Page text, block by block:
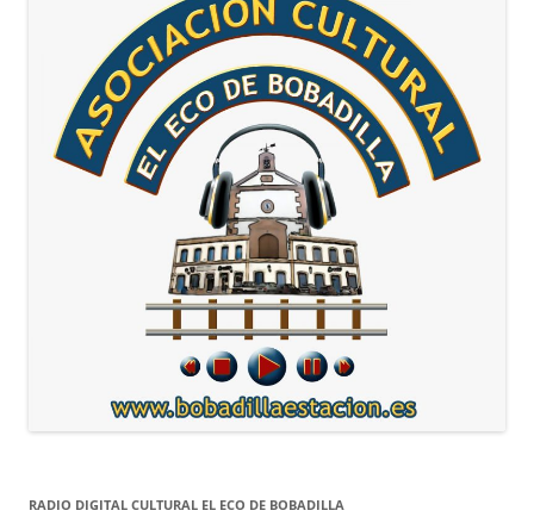
RADIO DIGITAL CULTURAL EL ECO DE BOBADILLA